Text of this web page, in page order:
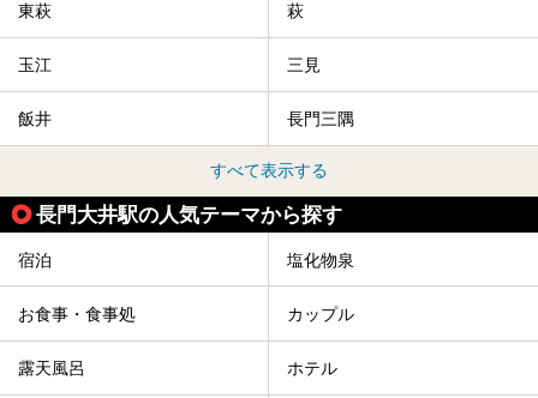
東萩 萩
玉江 三見
飯井 長門三隅
すべて表示する
長門大井駅の人気テーマから探す
宿泊 塩化物泉
お食事・食事処 カップル
露天風呂 ホテル